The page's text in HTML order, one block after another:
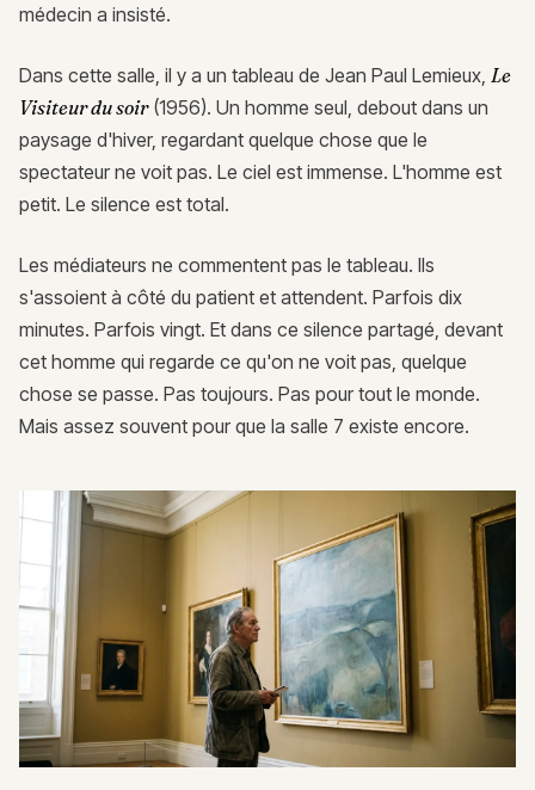
médecin a insisté.
Dans cette salle, il y a un tableau de Jean Paul Lemieux, Le
Visiteur du soir(1956). Un homme seul, debout dans un
paysage d'hiver, regardant quelque chose que le
spectateur ne voit pas. Le ciel est immense. L'homme est
petit. Le silence est total.
Les médiateurs ne commentent pas le tableau. Ils
s'assoient à côté du patient et attendent. Parfois dix
minutes. Parfois vingt. Et dans ce silence partagé, devant
cet homme qui regarde ce qu'on ne voit pas, quelque
chose se passe. Pas toujours. Pas pour tout le monde.
Mais assez souvent pour que la salle 7 existe encore.